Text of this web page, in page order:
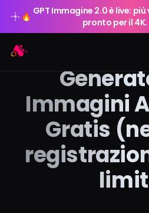
🔥 GPT Immagine 2.0 è live:
pronto per il
Chat AI
AI Studio
🔥
GPT Immagine 2.0 è live:
Immagini
Gratis